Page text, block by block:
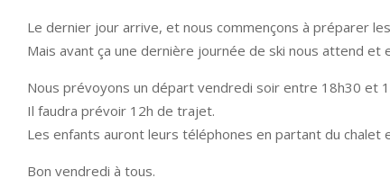
Le dernier jour arrive, et nous commençons à préparer
Mais avant ça une dernière journée de ski nous attend et
Nous prévoyons un départ vendredi soir entre 18h30 et
Il faudra prévoir 12h de trajet.
Les enfants auront leurs téléphones en partant du
Bon vendredi à tous.